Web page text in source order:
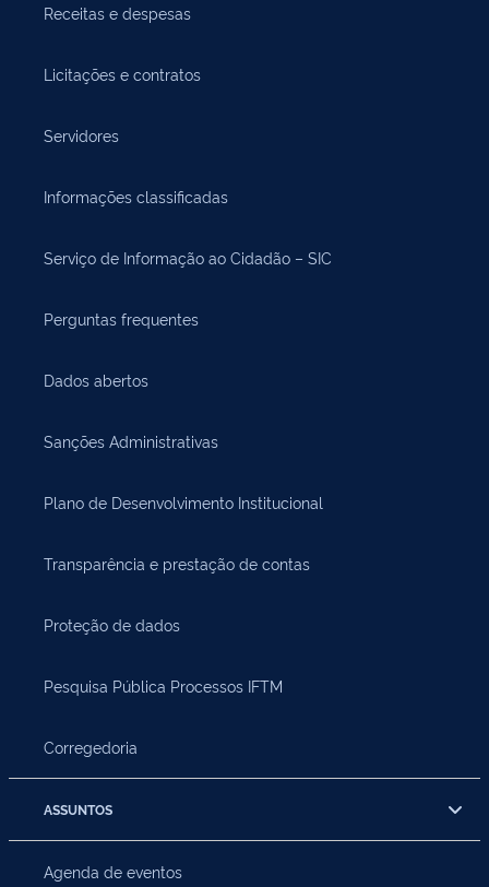
Receitas e despesas
Licitações e contratos
Servidores
Informações classificadas
Serviço de Informação ao Cidadão – SIC
Perguntas frequentes
Dados abertos
Sanções Administrativas
Plano de Desenvolvimento Institucional
Transparência e prestação de contas
Proteção de dados
Pesquisa Pública Processos IFTM
Corregedoria
ASSUNTOS
Agenda de eventos